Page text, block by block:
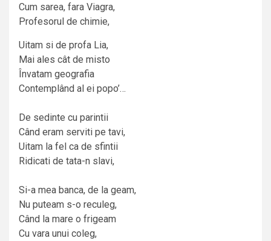
Cum sarea, fara Viagra,
Profesorul de chimie,
Uitam si de profa Lia,
Mai ales cât de misto
Învatam geografia
Contemplând al ei popo’…
De sedinte cu parintii
Când eram serviti pe tavi,
Uitam la fel ca de sfintii
Ridicati de tata-n slavi,
Si-a mea banca, de la geam,
Nu puteam s-o reculeg,
Când la mare o frigeam
Cu vara unui coleg,